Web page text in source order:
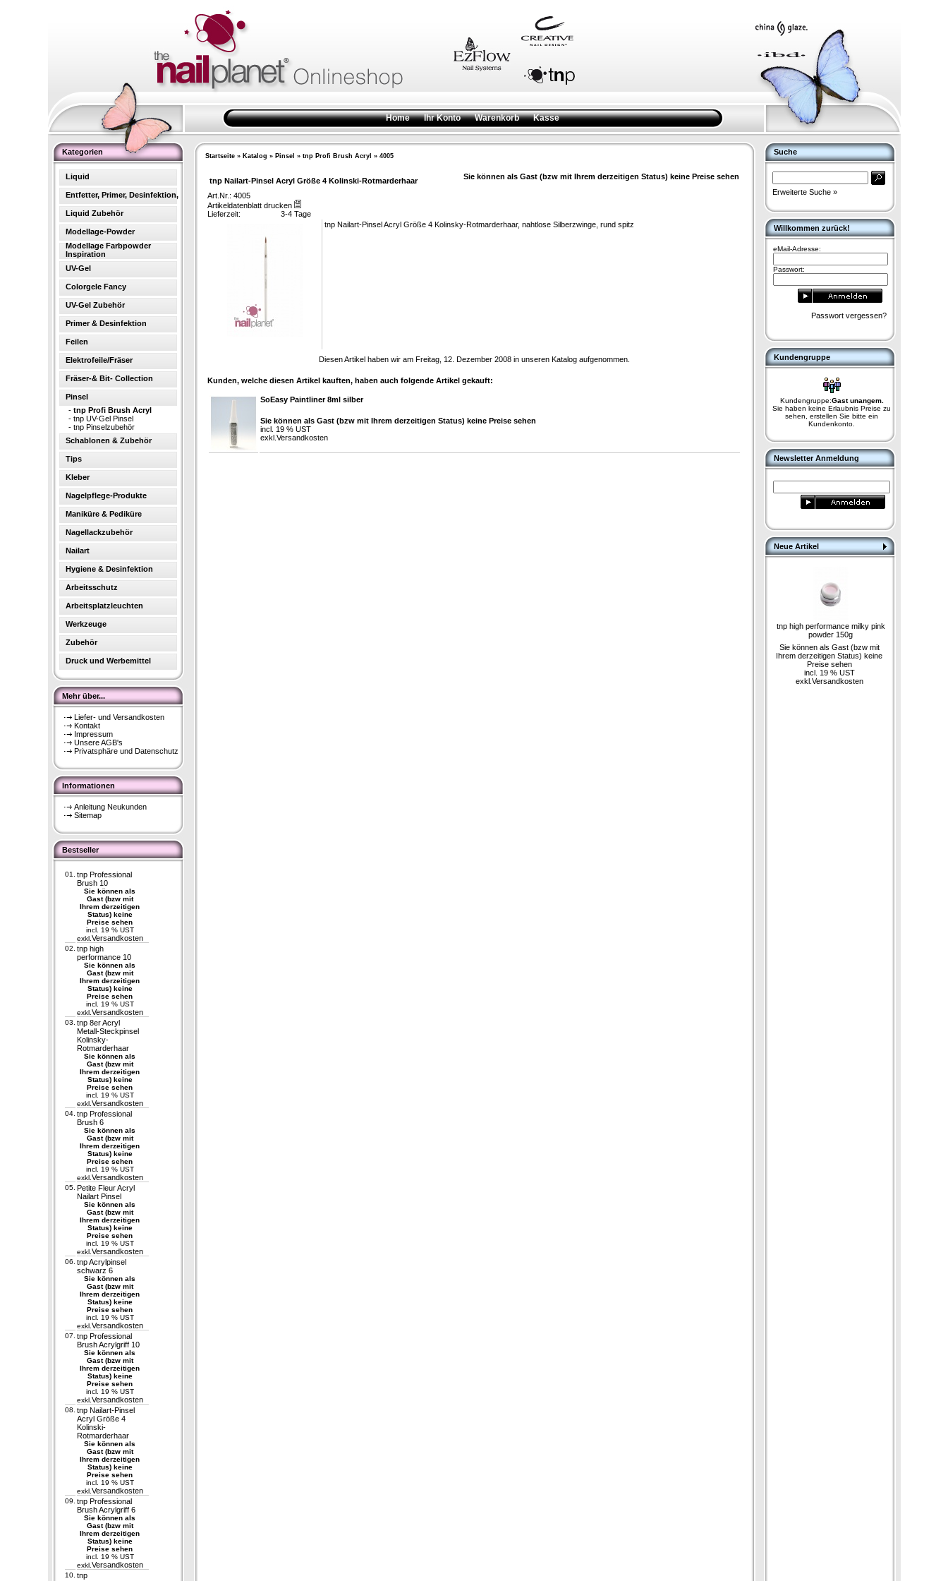
Home Ihr Konto Warenkorb Kasse
Kategorien
Liquid
Entfetter, Primer, Desinfektion,
Liquid Zubehör
Modellage-Powder
Modellage Farbpowder
Inspiration
UV-Gel
Colorgele Fancy
UV-Gel Zubehör
Primer & Desinfektion
Feilen
Elektrofeile/Fräser
Fräser-& Bit- Collection
Pinsel
- tnp Profi Brush Acryl
- tnp UV-Gel Pinsel
- tnp Pinselzubehör
Schablonen & Zubehör
Tips
Kleber
Nagelpflege-Produkte
Maniküre & Pediküre
Nagellackzubehör
Nailart
Hygiene & Desinfektion
Arbeitsschutz
Arbeitsplatzleuchten
Werkzeuge
Zubehör
Druck und Werbemittel
Mehr über...
Liefer- und Versandkosten
Kontakt
Impressum
Unsere AGB's
Privatsphäre und Datenschutz
Informationen
Anleitung Neukunden
Sitemap
Bestseller
01.
tnp Professional
Brush 10
Sie können als
Gast (bzw mit
Ihrem derzeitigen
Status) keine
Preise sehen
incl. 19 % UST
exkl. Versandkosten
02. tnp high
performance 10
Sie können als
Gast (bzw mit
Ihrem derzeitigen
Status) keine
Preise sehen
incl. 19 % UST
exkl. Versandkosten
03. tnp 8er Acryl
Metall-Steckpinsel
Kolinsky-
Rotmarderhaar
Sie können als
Gast (bzw mit
Ihrem derzeitigen
Status) keine
Preise sehen
incl. 19 % UST
exkl. Versandkosten
04. tnp Professional
Brush 6
Sie können als
Gast (bzw mit
Ihrem derzeitigen
Status) keine
Preise sehen
incl. 19 % UST
exkl. Versandkosten
05. Petite Fleur Acryl
Nailart Pinsel
Sie können als
Gast (bzw mit
Ihrem derzeitigen
Status) keine
Preise sehen
incl. 19 % UST
exkl. Versandkosten
06. tnp Acrylpinsel
schwarz 6
Sie können als
Gast (bzw mit
Ihrem derzeitigen
Status) keine
Preise sehen
incl. 19 % UST
exkl. Versandkosten
07. tnp Professional
Brush Acrylgriff 10
Sie können als
Gast (bzw mit
Ihrem derzeitigen
Status) keine
Preise sehen
incl. 19 % UST
exkl. Versandkosten
08. tnp Nailart-Pinsel
Acryl Größe 4
Kolinski-
Rotmarderhaar
Sie können als
Gast (bzw mit
Ihrem derzeitigen
Status) keine
Preise sehen
incl. 19 % UST
exkl. Versandkosten
09. tnp Professional
Brush Acrylgriff 6
Sie können als
Gast (bzw mit
Ihrem derzeitigen
Status) keine
Preise sehen
incl. 19 % UST
exkl. Versandkosten
10. tnp
Startseite» Katalog » Pinsel » tnp Profi Brush Acryl » 4005
tnp Nailart-Pinsel Acryl Größe 4 Kolinski-Rotmarderhaar Sie können als Gast (bzw mit Ihrem derzeitigen Status) keine Preise sehen
Art.Nr.: 4005
Artikeldatenblatt drucken
Lieferzeit:
3-4 Tage
tnp Nailart-Pinsel Acryl Größe 4 Kolinsky-Rotmarderhaar, nahtlose Silberzwinge, rund spitz
Diesen Artikel haben wir am Freitag, 12. Dezember 2008 in unseren Katalog aufgenommen.
Kunden, welche diesen Artikel kauften, haben auch folgende Artikel gekauft:
SoEasy Paintliner 8ml silber
Sie können als Gast (bzw mit Ihrem derzeitigen Status) keine Preise sehen
incl. 19 % UST
exkl. Versandkosten
Suche
Erweiterte Suche »
Willkommen zurück!
eMail-Adresse:
Passwort:
Passwort vergessen?
Kundengruppe
Kundengruppe:Gast unangem.
Sie haben keine Erlaubnis Preise zu
sehen, erstellen Sie bitte ein
Kundenkonto.
Newsletter Anmeldung
Neue Artikel
tnp high performance milky pink
powder 150g
Sie können als Gast (bzw mit
Ihrem derzeitigen Status) keine
Preise sehen
incl. 19 % UST
exkl. Versandkosten